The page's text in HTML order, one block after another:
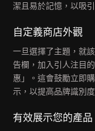
潔且易於記憶，以吸引
自定義商店外觀
一旦選擇了主題，就
告欄，加入引人注目
惠」。這會鼓勵立即
示，以提高品牌識別度
有效展示您的產品